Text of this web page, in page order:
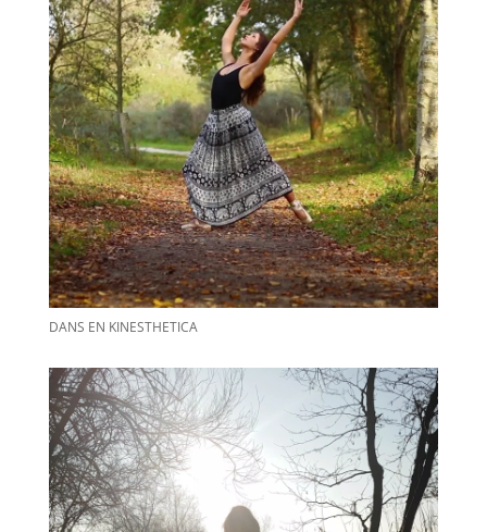
DANS EN KINESTHETICA